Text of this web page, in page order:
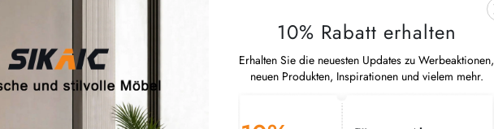
Melden Sie sich für unseren Newsletter an und
erhalten Sie sofort 10% Rabatt.
10% Rabatt erhalten
Erhalten Sie die neuesten Updates zu Werbeaktionen,
neuen Produkten, Inspirationen und vielem mehr.